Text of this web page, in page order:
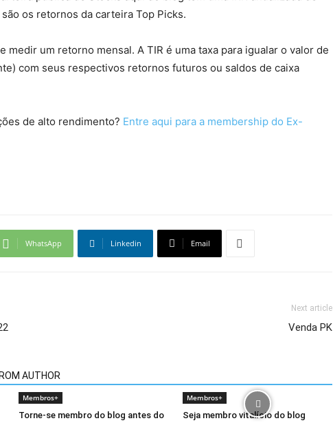
os retornos da carteira Top Picks.
medir um retorno mensal. A TIR é uma taxa para igualar o valor de
com seus respectivos retornos futuros ou saldos de caixa
de alto rendimento? Entre aqui para a membership do Ex-
WhatsApp Linkedin Email
Next article
Venda PK
AUTHOR
Membros+
Torne-se membro do blog antes do
Membros+
Seja membro vitalício do blog